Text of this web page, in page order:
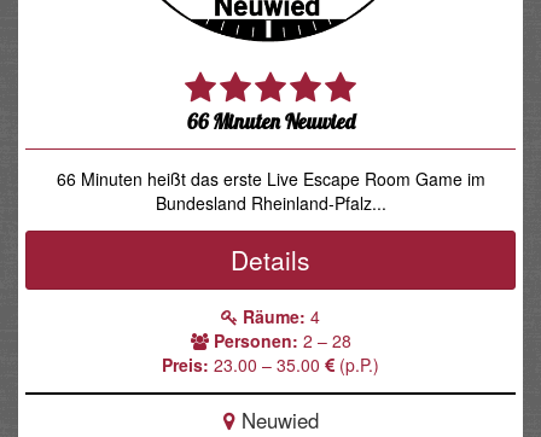
66 Minuten Neuwied
66 Minuten heißt das erste Live Escape Room Game im
Bundesland Rheinland-Pfalz...
Details
Räume: 4
Personen: 2 – 28
Preis: 23.00 – 35.00 (p.P.)
Neuwied